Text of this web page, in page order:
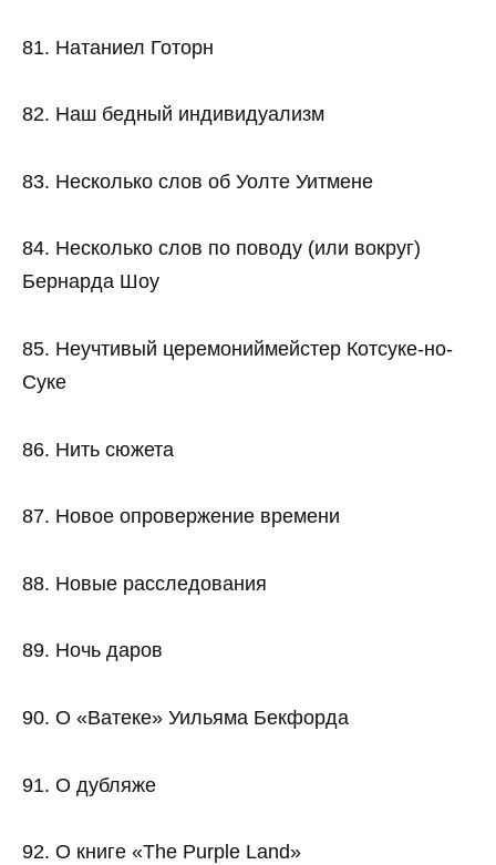
81. Натаниел Готорн
82. Наш бедный индивидуализм
83. Несколько слов об Уолте Уитмене
84. Несколько слов по поводу (или вокруг)
Бернарда Шоу
85. Неучтивый церемониймейстер Котсуке-но-
Суке
86. Нить сюжета
87. Новое опровержение времени
88. Новые расследования
89. Ночь даров
90. О «Ватеке» Уильяма Бекфорда
91. О дубляже
92. О книге «The Purple Land»